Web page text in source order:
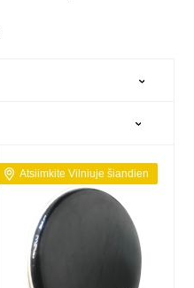
Atsiimkite Vilniuje šiandien